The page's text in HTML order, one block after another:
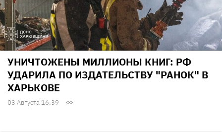
УНИЧТОЖЕНЫ МИЛЛИОНЫ КНИГ: РФ
УДАРИЛА ПО ИЗДАТЕЛЬСТВУ "РАНОК" В
ХАРЬКОВЕ
03 Августа 16:39